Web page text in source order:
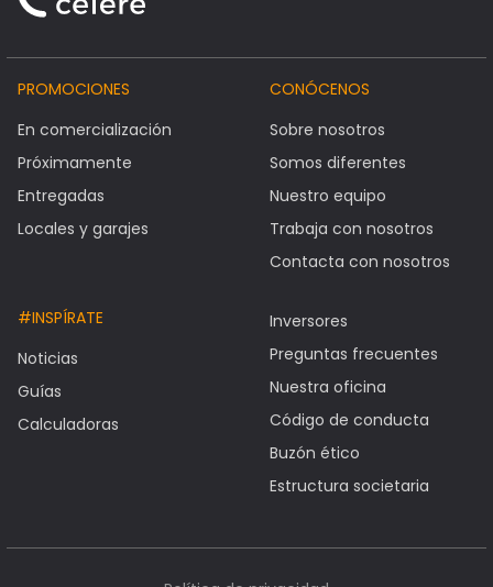
PROMOCIONES
En comercialización
Próximamente
Entregadas
Locales y garajes
CONÓCENOS
Sobre nosotros
Somos diferentes
Nuestro equipo
Trabaja con nosotros
Contacta con nosotros
#INSPÍRATE
Noticias
Guías
Calculadoras
Inversores
Preguntas frecuentes
Nuestra oficina
Código de conducta
Buzón ético
Estructura societaria